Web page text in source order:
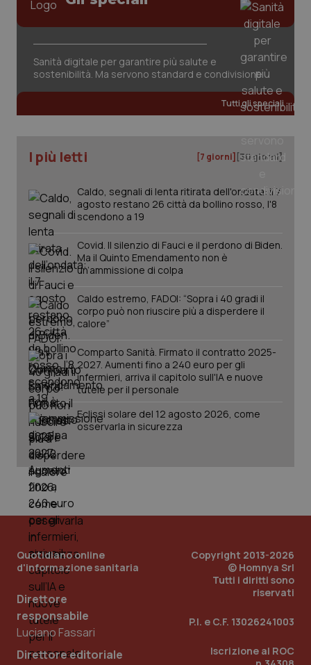
Sanità digitale per garantire più salute e
sostenibilità. Ma servono standard e condivisione
Tutti gli speciali
I più letti [7 giorni] [30 giorni]
Caldo, segnali di lenta ritirata dell'ondata: il 7
agosto restano 26 città da bollino rosso, l'8
scendono a 19
Covid. Il silenzio di Fauci e il perdono di Biden.
Ma il Quinto Emendamento non è
un’ammissione di colpa
Caldo estremo, FADOI: “Sopra i 40 gradi il
corpo può non riuscire più a disperdere il
calore”
Comparto Sanità. Firmato il contratto 2025-
2027. Aumenti fino a 240 euro per gli
infermieri, arriva il capitolo sull'IA e nuove
tutele per il personale
Eclissi solare del 12 agosto 2026, come
osservarla in sicurezza
Quotidiano online
d'informazione sanitaria
Direttore
responsabile
Luciano Fassari
Direttore editoriale
Copyright 2013-2026
© Homnya Srl
Tutti i diritti sono
riservati
P.I. e C.F. 13026241003
Iscrizione al ROC
session-id
www.quotidianosanita.it
_ga
Google LLC
1
PHPSESSID